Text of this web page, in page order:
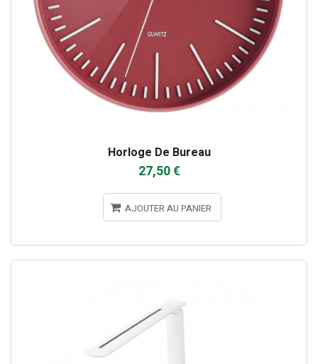
Horloge De Bureau
27,50 €
AJOUTER AU PANIER